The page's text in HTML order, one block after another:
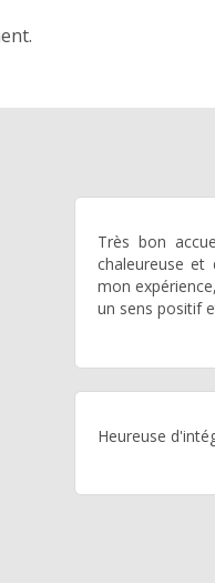
Très bon
chaleureuse et
mon
un sens positif
Heureuse